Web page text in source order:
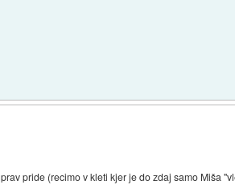
pride (recimo v kleti kjer je do zdaj samo Miša